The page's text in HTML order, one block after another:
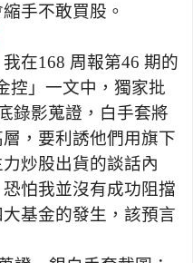
手不敢買股。
在168 周報第46 期的
控」一文中，獨家批
錄影蒐證，白手套將
，要利誘他們用旗下
炒股出貨的談話內
怕我並沒有成功阻擋
大基金的發生，該預言